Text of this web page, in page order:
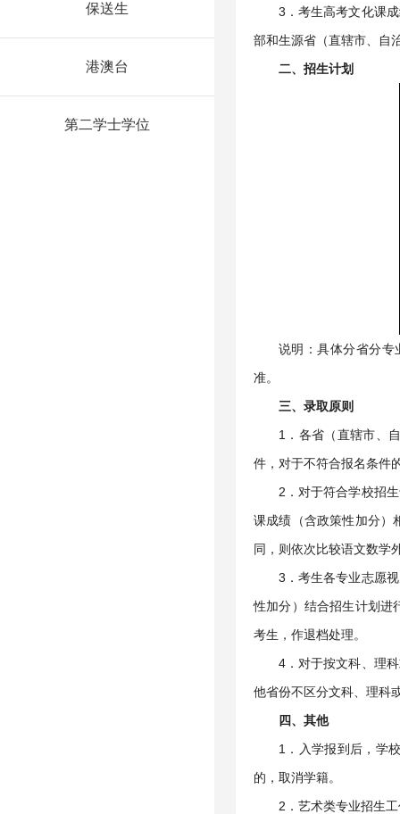
保送生
港澳台
第二学士学位
3．考生高考文化课
部和生源省（直辖市、自
二、招生计划
说明：具体分省分专
准。
三、录取原则
1．各省（直辖市、
件，对于不符合报名条件
2．对于符合学校招
课成绩（含政策性加分）
同，则依次比较语文数学
3．考生各专业志愿
性加分）结合招生计划进
考生，作退档处理。
4．对于按文科、理
他省份不区分文科、理科
四、其他
1．入学报到后，学
的，取消学籍。
2．艺术类专业招生